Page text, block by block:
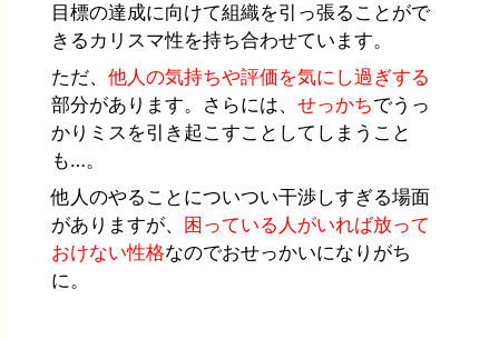
目標の達成に向けて組織を引っ張ることがで
きるカリスマ性を持ち合わせています。
ただ、 他人の気持ちや評価を気にし過ぎする
部分があります。さらには、 せっかちでうっ
かりミスを引き起こすことしてしまうこと
も…。
他人のやることについつい干渉しすぎる場面
がありますが、
困っている人がいれば放って
おけない性格なのでおせっかいになりがち
に。